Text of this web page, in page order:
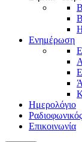
Ενημέρωση
Ημερολόγιο
Επικοινωνία